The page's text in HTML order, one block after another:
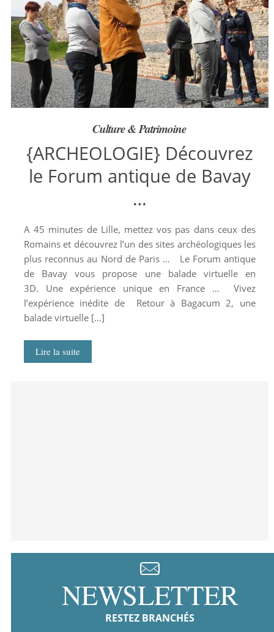
Culture & Patrimoine
{ARCHEOLOGIE} Découvrez
le Forum antique de Bavay
…
A 45 minutes de Lille, mettez vos pas dans ceux des
Romains et découvrez l’un des sites archéologiques les
plus reconnus au Nord de Paris … Le Forum antique
de Bavay vous propose une balade virtuelle en
3D. Une expérience unique en France … Vivez
l’expérience inédite de Retour à Bagacum 2, une
balade virtuelle […]
Lire la suite
NEWSLETTER
RESTEZ BRANCHÉS